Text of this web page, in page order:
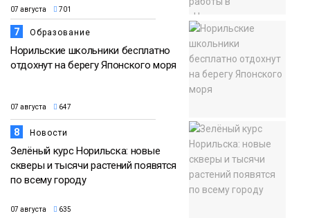
07 августа 701
7 Образование
Норильские школьники бесплатно
отдохнут на берегу Японского моря
07 августа 647
8 Новости
Зелёный курс Норильска: новые
скверы и тысячи растений появятся
по всему городу
07 августа 635